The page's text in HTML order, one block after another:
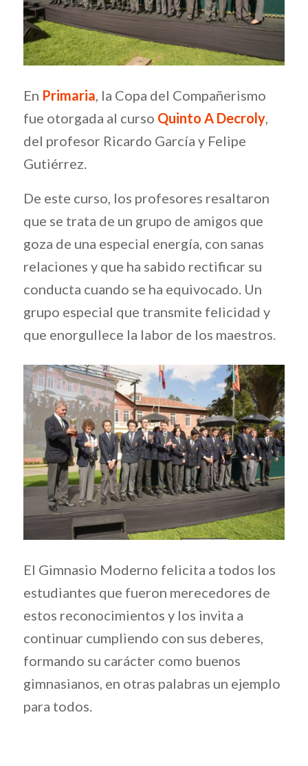
En Primaria, la Copa del Compañerismo
fue otorgada al curso Quinto A Decroly,
del profesor Ricardo García y Felipe
Gutiérrez.
De este curso, los profesores resaltaron
que se trata de un grupo de amigos que
goza de una especial energía, con sanas
relaciones y que ha sabido rectificar su
conducta cuando se ha equivocado. Un
grupo especial que transmite felicidad y
que enorgullece la labor de los maestros.
El Gimnasio Moderno felicita a todos los
estudiantes que fueron merecedores de
estos reconocimientos y los invita a
continuar cumpliendo con sus deberes,
formando su carácter como buenos
gimnasianos, en otras palabras un ejemplo
para todos.